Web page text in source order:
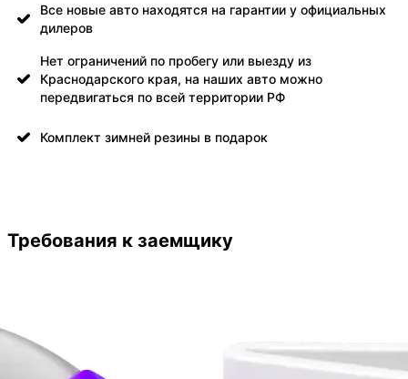
Все новые авто находятся на гарантии у официальных
дилеров
Нет ограничений по пробегу или выезду из
Краснодарского края, на наших авто можно
передвигаться по всей территории РФ
Комплект зимней резины в подарок
Требования к заемщику